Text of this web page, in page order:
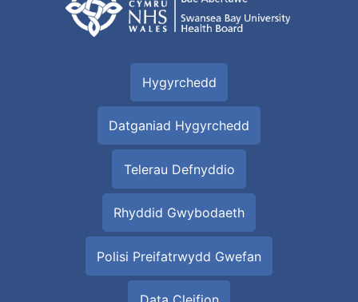
Hygyrchedd
Datganiad Hygyrchedd
Telerau Defnyddio
Rhyddid Gwybodaeth
Polisi Preifatrwydd Gwefan